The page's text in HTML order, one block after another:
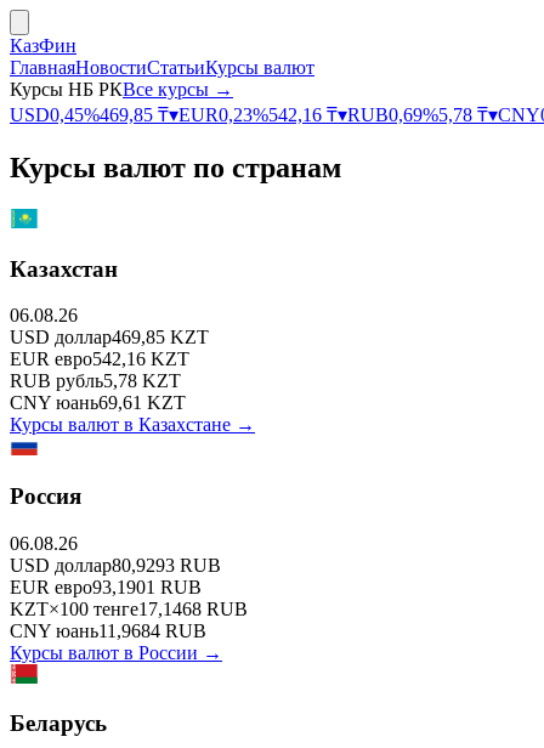
КазФин
ГлавнаяНовостиСтатьиКурсы валют
Курсы НБ РКВсе курсы →
USD0,45%469,85 ₸▾EUR0,23%542,16 ₸▾RUB0,69%5,78 ₸▾CNY
Курсы валют по странам
Казахстан
06.08.26
USD доллар469,85 KZT
EUR евро542,16 KZT
RUB рубль5,78 KZT
CNY юань69,61 KZT
Курсы валют в Казахстане →
Россия
06.08.26
USD доллар80,9293 RUB
EUR евро93,1901 RUB
KZT×100 тенге17,1468 RUB
CNY юань11,9684 RUB
Курсы валют в России →
Беларусь